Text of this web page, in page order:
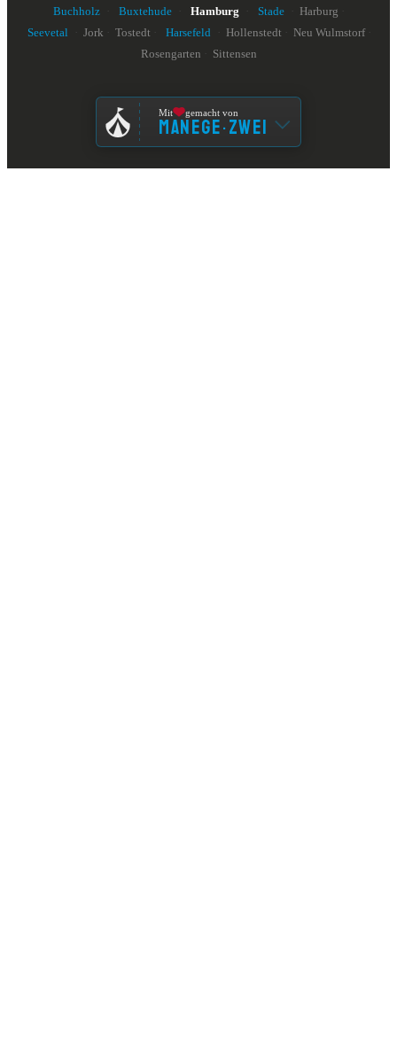
Buchholz Buxtehude Hamburg Stade Harburg
Seevetal
Jork Tostedt Harsefeld Hollenstedt Neu Wulmstorf
Rosengarten
Sittensen
Mit gemacht von
MANEGE·ZWEI